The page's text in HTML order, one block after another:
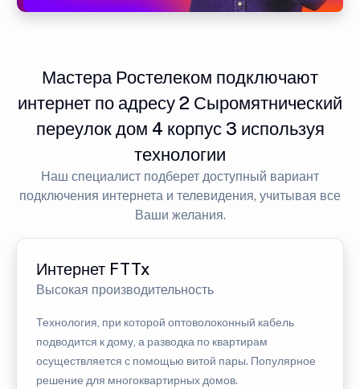
Мастера Ростелеком подключают
интернет по адресу 2 Сыромятнический
переулок дом 4 корпус 3 используя
технологии
Наш специалист подберет доступный вариант
подключения интернета и телевидения, учитывая все
Ваши желания.
Интернет FTTx
Высокая производительность
Технология, при которой оптоволоконный кабель
подводится к дому, а разводка по квартирам
осуществляется с помощью витой пары. Популярное
решение для многоквартирных домов.